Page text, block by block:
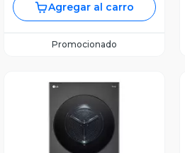
Agregar al carro
Promocionado